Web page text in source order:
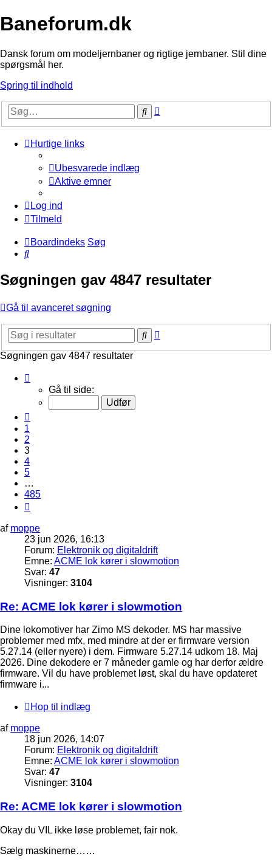
Baneforum.dk
Dansk forum om modeljernbaner og rigtige jernbaner. Stil dine
spørgsmål her.
Spring til indhold
Søg
Hurtige links
Ubesvarede indlæg
Aktive emner
Log ind
Tilmeld
Boardindeks Søg
Søg
Søgningen gav 4847 resultater
Gå til avanceret søgning
Søg
Søgningen gav 4847 resultater
485
Gå til side:
1
2
3
4
5
…
485
af moppe
23 jun 2026, 16:13
Forum: Elektronik og digitaldrift
Emne: ACME lok kører i slowmotion
Svar: 47
Visninger: 3104
Re: ACME lok kører i slowmotion
Dine lokomotiver har Zimo MS dekoder. MS har massive
problemer med mfx, med mindre at der er firmware version
5.27.14 (eller nyere) i dem. Firmware 5.27.14 udkom 18. Maj
2026. Dine dekodere er 7 måneder gamle og har derfor ældre
firmware. Vil du have problemet løst, skal du have opdateret
firmware i...
Hop til indlæg
af moppe
18 jun 2026, 14:07
Forum: Elektronik og digitaldrift
Emne: ACME lok kører i slowmotion
Svar: 47
Visninger: 3104
Re: ACME lok kører i slowmotion
Okay du VIL ikke løse problemet, fair nok.
Sælg maskinerne……